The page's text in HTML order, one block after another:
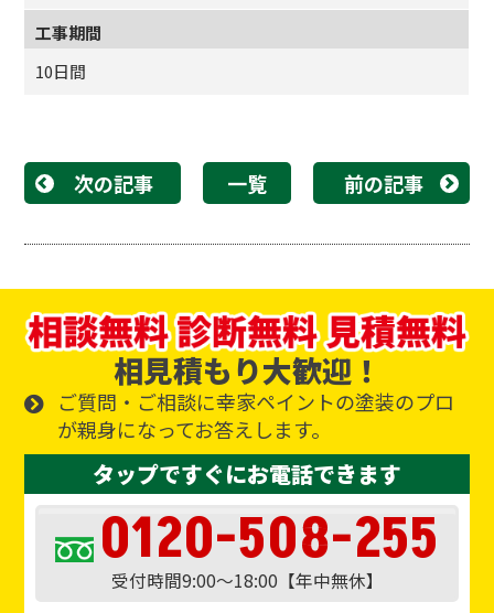
工事期間
10日間
次の記事 一覧 前の記事
相見積もり大歓迎！
ご質問・ご相談に幸家ペイントの塗装のプロ
が親身になってお答えします。
タップですぐにお電話できます
0120-508-255
受付時間9:00～18:00【年中無休】